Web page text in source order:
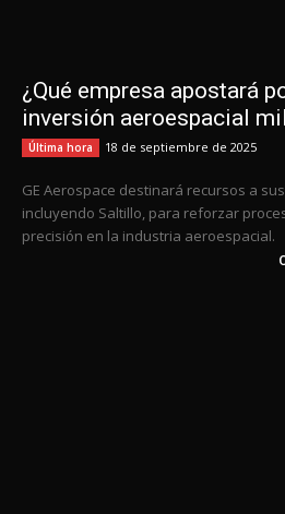
¿Qué empresa apostará
inversión aeroespacial
Última hora 18 de septiembre de 2025
GE Aerospace destinará recursos a
incluyendo Saltillo, para reforzar
precisión en la industria aeroespacial.